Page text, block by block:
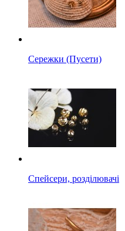
Сережки (Пусети)
Спейсери, розділювачі